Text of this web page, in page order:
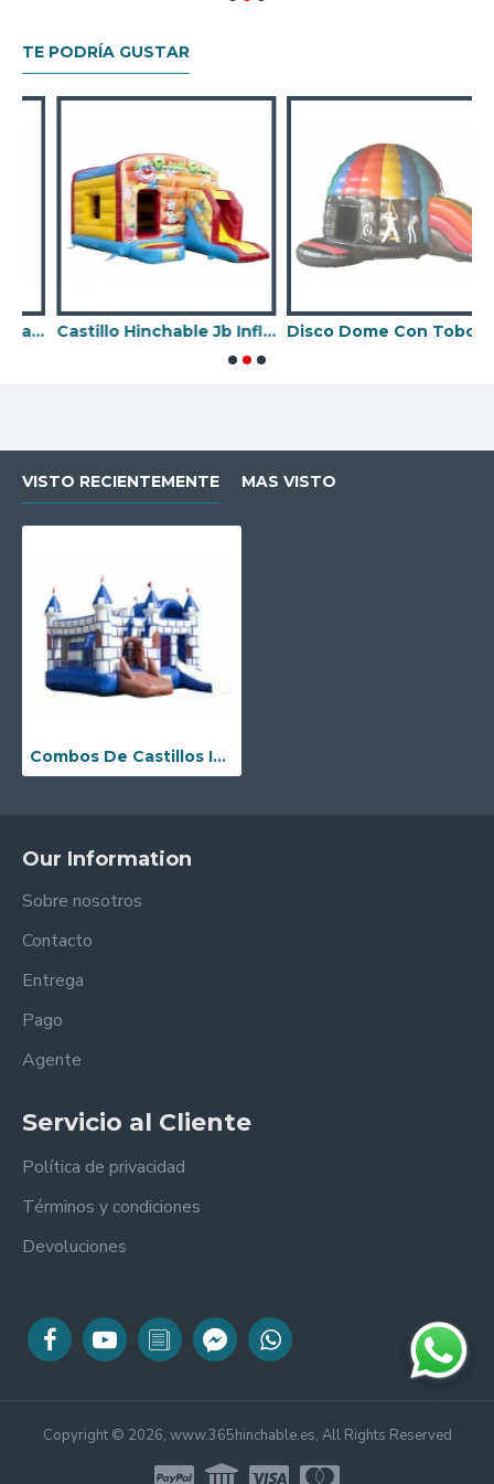
TE PODRÍA GUSTAR
Castillo Hinchable Jb Inflatables Disco Dome Con Tobogan
VISTO RECIENTEMENTE MAS VISTO
Combos De Castillos Inflables
Our Information
Sobre nosotros
Contacto
Entrega
Pago
Agente
Servicio al Cliente
Política de privacidad
Términos y condiciones
Devoluciones
Copyright © 2026, www.365hinchable.es, All Rights Reserved